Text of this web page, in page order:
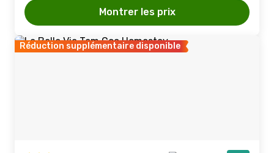
Montrer les prix
Réduction supplémentaire disponible